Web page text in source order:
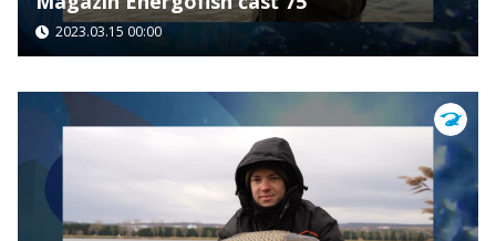
2023.03.15 00:00